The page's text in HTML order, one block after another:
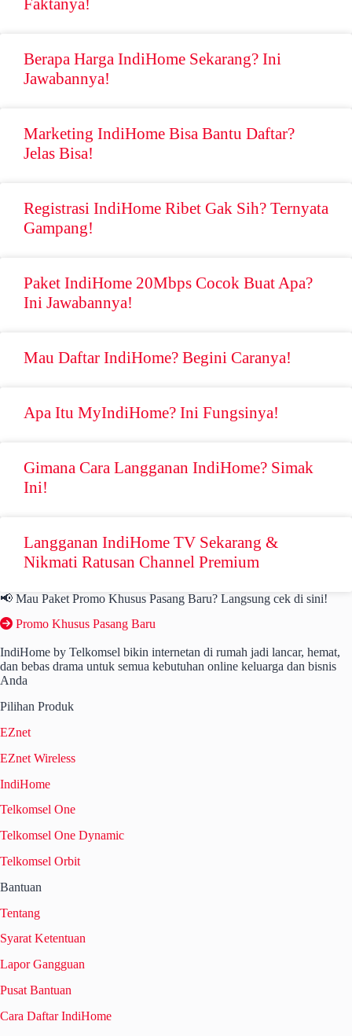
Berapa Harga IndiHome Sekarang? Ini
Jawabannya!
Marketing IndiHome Bisa Bantu Daftar?
Jelas Bisa!
Registrasi IndiHome Ribet Gak Sih? Ternyata
Gampang!
Paket IndiHome 20Mbps Cocok Buat Apa?
Ini Jawabannya!
Mau Daftar IndiHome? Begini Caranya!
Apa Itu MyIndiHome? Ini Fungsinya!
Gimana Cara Langganan IndiHome? Simak
Ini!
Langganan IndiHome TV Sekarang &
Nikmati Ratusan Channel Premium
📢 Mau Paket Promo Khusus Pasang Baru? Langsung cek di sini!
Promo Khusus Pasang Baru
IndiHome by Telkomsel bikin internetan di rumah jadi lancar, hemat,
dan bebas drama untuk semua kebutuhan online keluarga dan bisnis
Anda
Pilihan Produk
EZnet
EZnet Wireless
IndiHome
Telkomsel One
Telkomsel One Dynamic
Telkomsel Orbit
Bantuan
Tentang
Syarat Ketentuan
Lapor Gangguan
Pusat Bantuan
Cara Daftar IndiHome